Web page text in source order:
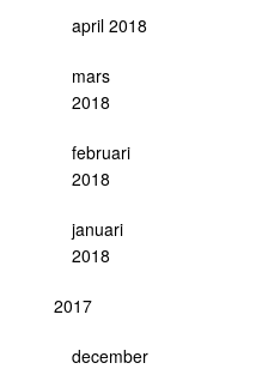
april 2018
mars
2018
februari
2018
januari
2018
2017
december